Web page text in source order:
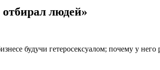
людей»
будучи гетеросексуалом; почему у